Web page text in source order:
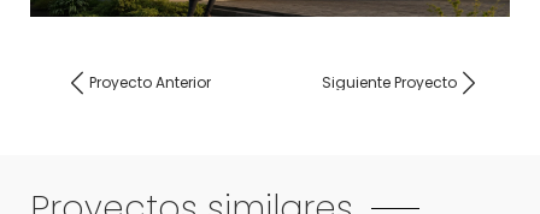
Proyecto Anterior Siguiente Proyecto